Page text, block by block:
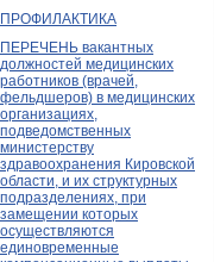
ПРОФИЛАКТИКА
ПЕРЕЧЕНЬ вакантных
должностей медицинских
работников (врачей,
фельдшеров) в медицинских
организациях,
подведомственных
министерству
здравоохранения Кировской
области, и их структурных
подразделениях, при
замещении которых
осуществляются
единовременные